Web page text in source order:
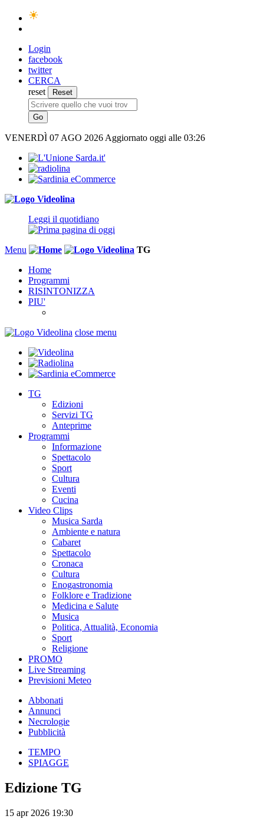
Login
facebook
twitter
CERCA
reset
VENERDÌ 07 AGO 2026 Aggiornato oggi alle 03:26
Leggi il quotidiano
Menu
TG
Home
Programmi
RISINTONIZZA
PIU'
close menu
TG
Edizioni
Servizi TG
Anteprime
Programmi
Informazione
Spettacolo
Sport
Cultura
Eventi
Cucina
Video Clips
Musica Sarda
Ambiente e natura
Cabaret
Spettacolo
Cronaca
Cultura
Enogastronomia
Folklore e Tradizione
Medicina e Salute
Musica
Politica, Attualità, Economia
Sport
Religione
PROMO
Live Streaming
Previsioni Meteo
Abbonati
Annunci
Necrologie
Pubblicità
TEMPO
SPIAGGE
Edizione TG
15 apr 2026 19:30